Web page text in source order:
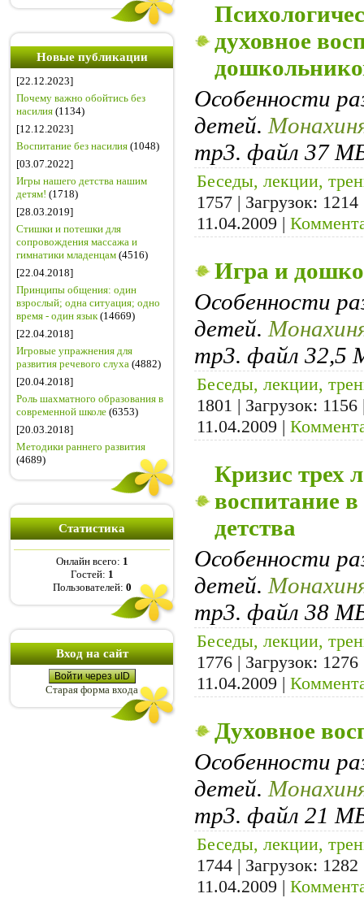
Новые публикации
[22.12.2023]
Почему важно обойтись без
насилия (1134)
[12.12.2023]
Воспитание без насилия (1048)
[03.07.2022]
Игры нашего детства нашим
детям! (1718)
[28.03.2019]
Стишки и потешки для
сопровождения массажа и
гимнатики младенцам (4516)
[22.04.2018]
Принципы общения: один
взрослый; одна ситуация; одно
время - один язык(14669)
[22.04.2018]
Игровые упражнения для
развития речевого слуха (4882)
[20.04.2018]
Роль шахматного образования в
современной школе (6353)
[20.03.2018]
Методики раннего развития
(4689)
Статистика
Онлайн всего: 1
Гостей: 1
Пользователей: 0
Вход на сайт
Войти через uID
Старая форма входа
духовное
Особенности
детей.
mp3. файл 37
Беседы, лекции,
1757 | Загрузок:
11.04.2009 |
Игра и
Особенности
детей.
mp3. файл 32,5
Беседы, лекции,
1801 | Загрузок:
11.04.2009 |
Кризис трех
воспитание
детства
Особенности
детей.
mp3. файл 38
Беседы, лекции,
1776 | Загрузок:
11.04.2009 |
Духовное
Особенности
детей.
mp3. файл 21
Беседы, лекции,
1744 | Загрузок:
11.04.2009 |